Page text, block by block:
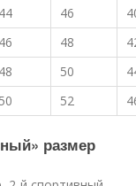
46
48
50
52
размер